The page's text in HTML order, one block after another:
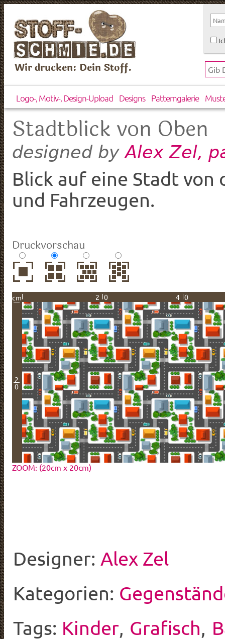
Wir drucken: Dein Stoff.
Logo-, Motiv-, Design-Upload Designs Patterngalerie
Stadtblick von Oben
designed byAlex Zel,
Blick auf eine Stadt von
und Fahrzeugen.
Druckvorschau
cm 20 40
2
0
ZOOM: (20cm x 20cm)
Designer: Alex Zel
Kategorien:
Tags: Kinder, Grafisch,